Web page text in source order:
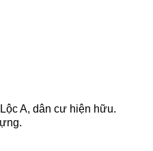
A, dân cư hiện hữu.